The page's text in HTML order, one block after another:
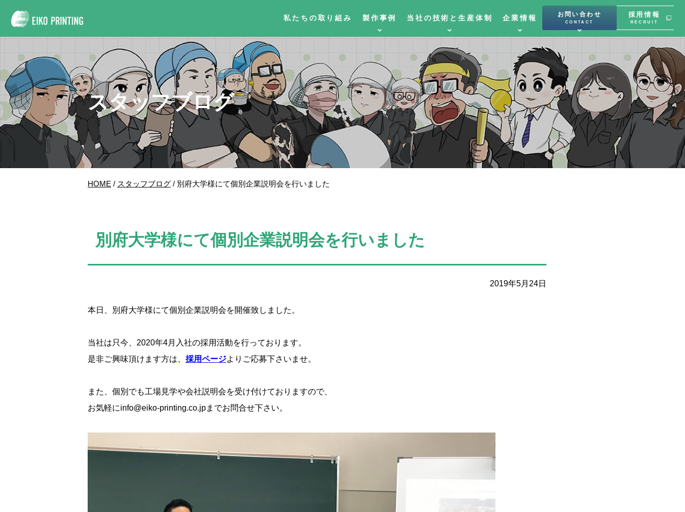
私たちの取り組み 製作事例 当社の技術と生産体制 企業情報 お問い合わせ
CONTACT
採用情報
RECRUIT
スタッフブログ
HOME / スタッフブログ / 別府大学様にて個別企業説明会を行いました
別府大学様にて個別企業説明会を行いました
2019年5月24日
本日、別府大学様にて個別企業説明会を開催致しました。
当社は只今、2020年4月入社の採用活動を行っております。
是非ご興味頂けます方は、 採用ページよりご応募下さいませ。
また、個別でも工場見学や会社説明会を受け付けておりますので、
お気軽にinfo@eiko-printing.co.jpまでお問合せ下さい。